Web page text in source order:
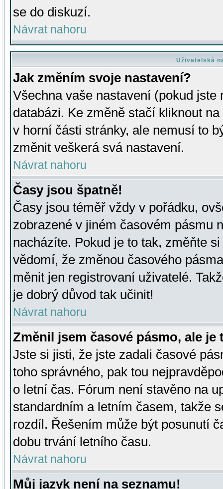
se do diskuzí.
Návrat nahoru
Uživatelská
Jak změním svoje nastavení?
Všechna vaše nastavení (pokud
databázi. Ke změně stačí kliknout
v horní části stránky, ale nemusí to
změnit veškerá svá nastavení.
Návrat nahoru
Časy jsou špatně!
Časy jsou téměř vždy v pořádku,
zobrazené v jiném časovém pásmu
nacházíte. Pokud je to tak, změňte
vědomí, že změnou časového
měnit jen registrovaní uživatelé.
je dobrý důvod tak učinit!
Návrat nahoru
Změnil jsem časové pásmo, ale je
Jste si jisti, že jste zadali časové
toho správného, pak tou
o letní čas. Fórum není stavěno na
standardním a letním časem, takže
rozdíl. Řešením může být posunutí
dobu trvání letního času.
Návrat nahoru
Můj jazyk není na seznamu!